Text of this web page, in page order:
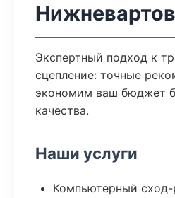
Экспертный подход к
сцепление: точные
экономим ваш бюджет
качества.
Наши услуги
Компьютерный сход-